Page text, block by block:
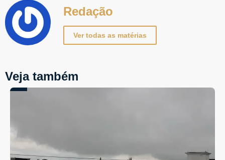
Redação
Ver todas as matérias
Veja também